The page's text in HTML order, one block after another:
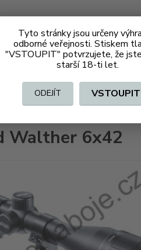
Tyto stránky jsou určeny
odborné veřejnosti. Stiskem
"VSTOUPIT" potvrzujete, že
starší 18-ti let.
ODEJÍT VSTOUPIT
Hledat
Puškohled Walther 6x42
Walther 6x42